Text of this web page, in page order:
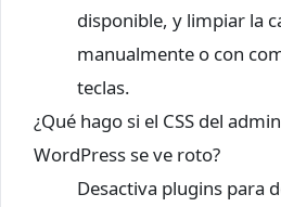
disponible, y limpiar la
manualmente o con
teclas.
¿Qué hago si el CSS del
WordPress se ve roto?
Desactiva plugins para